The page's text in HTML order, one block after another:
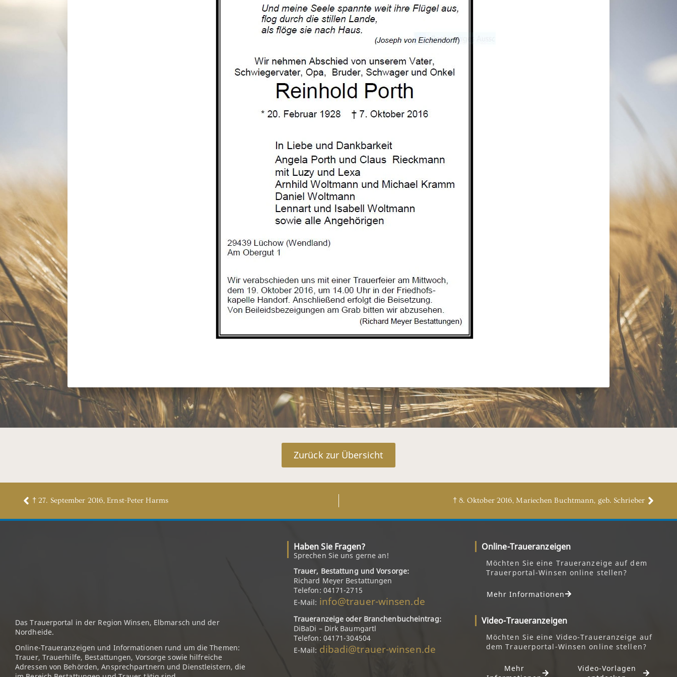
Zurück zur Übersicht
† 27. September 2016, Ernst-Peter Harms † 8. Oktober 2016, Mariechen Buchtmann, geb. Schrieber
Das Trauerportal in der Region Winsen, Elbmarsch und der
Nordheide.
Online-Traueranzeigen und Informationen rund um die Themen:
Trauer, Trauerhilfe, Bestattungen, Vorsorge sowie hilfreiche
Adressen von Behörden, Ansprechpartnern und Dienstleistern, die
Haben Sie Fragen?
Sprechen Sie uns gerne an!
Trauer, Bestattung und Vorsorge:
Richard Meyer Bestattungen
Telefon: 04171-2715
E-Mail: info@trauer-winsen.de
Traueranzeige oder Branchenbucheintrag:
DiBaDi – Dirk Baumgartl
Telefon: 04171-304504
E-Mail: dibadi@trauer-winsen.de
Online-Traueranzeigen
Möchten Sie eine Traueranzeige auf dem
Trauerportal-Winsen online stellen?
Mehr Informationen
Video-Traueranzeigen
Möchten Sie eine Video-Traueranzeige auf
dem Trauerportal-Winsen online stellen?
Mehr
Video-Vorlagen